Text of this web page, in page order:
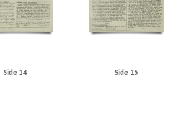
Side 14 Side 15